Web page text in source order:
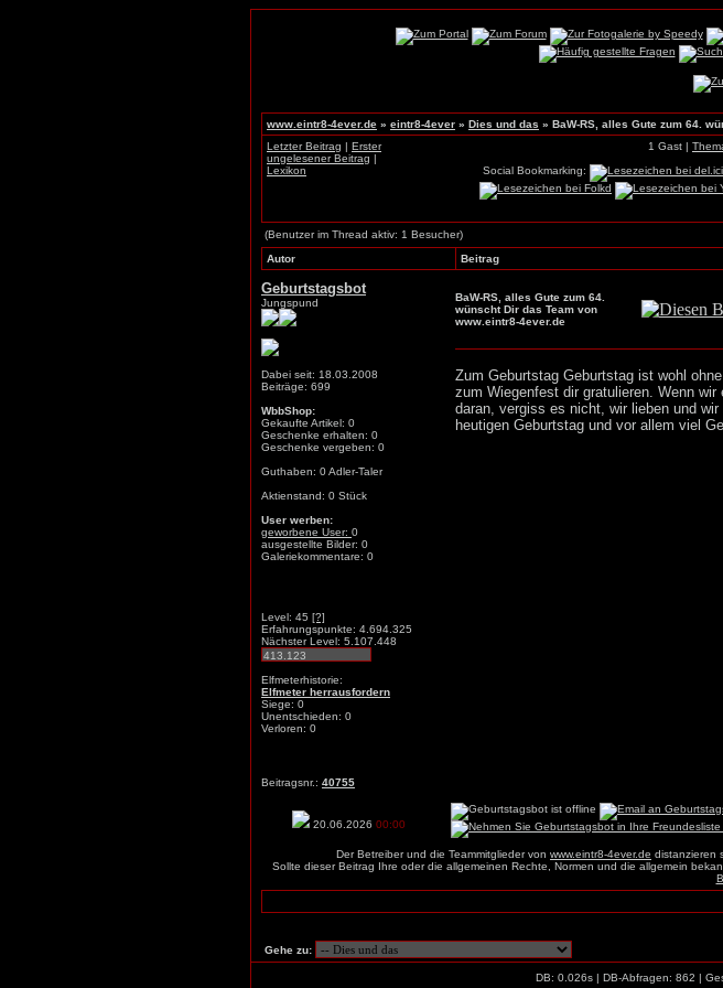
www.eintr8-4ever.de » eintr8-4ever » Dies und das » BaW-RS, alles Gute zum 64.
Letzter Beitrag | Erster
ungelesener Beitrag |
Lexikon
1 Gast |
Social Bookmarking:
(Benutzer im Thread aktiv: 1 Besucher)
Autor
Beitrag
Geburtstagsbot
Jungspund
Dabei seit: 18.03.2008
Beiträge: 699
WbbShop:
Gekaufte Artikel: 0
Geschenke erhalten: 0
Geschenke vergeben: 0
Guthaben: 0 Adler-Taler
Aktienstand: 0 Stück
User werben:
geworbene User: 0
ausgestellte Bilder: 0
Galeriekommentare: 0
Level: 45 [?]
Erfahrungspunkte: 4.694.325
Nächster Level: 5.107.448
Elfmeterhistorie:
Elfmeter herrausfordern
Siege: 0
Unentschieden: 0
Verloren: 0
Beitragsnr.: 40755
BaW-RS, alles Gute zum 64.
wünscht Dir das Team von
www.eintr8-4ever.de
Zum Geburtstag Geburtstag ist wohl
zum Wiegenfest dir gratulieren. Wenn
daran, vergiss es nicht, wir lieben und
heutigen Geburtstag und vor allem viel
20.06.2026 00:00
Der Betreiber und die Teammitglieder von www.eintr8-4ever.de distanzieren
Sollte dieser Beitrag Ihre oder die allgemeinen Rechte, Normen und die allgemein
Gehe zu:
DB: 0.026s | DB-Abfragen: 862 |